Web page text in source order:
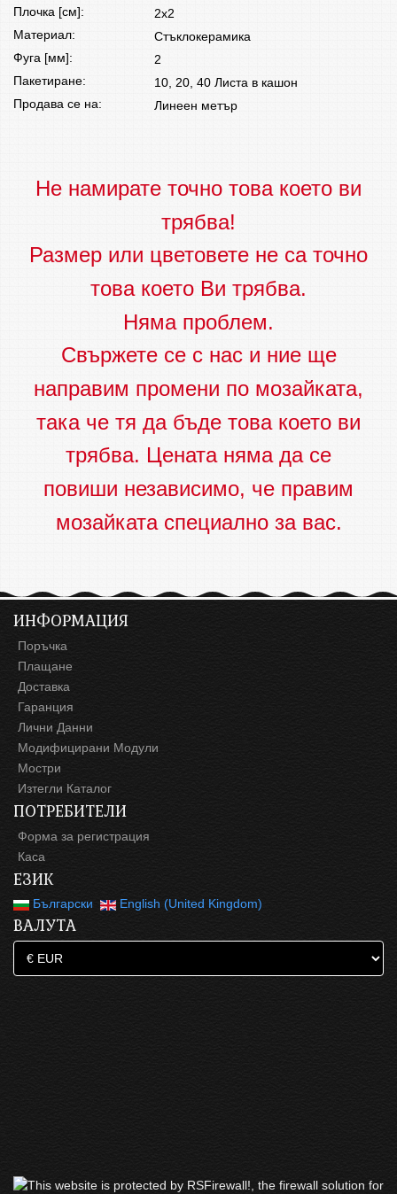
Плочка [см]:
2x2
Материал:
Стъклокерамика
Фуга [мм]:
2
Пакетиране:
10, 20, 40 Листа в кашон
Продава се на:
Линеен метър
Не намирате точно това което ви
трябва!
Размер или цветовете не са точно
това което Ви трябва.
Няма проблем.
Свържете се с нас и ние ще
направим промени по мозайката,
така че тя да бъде това което ви
трябва. Цената няма да се
повиши независимо, че правим
мозайката специално за вас.
ИНФОРМАЦИЯ
Поръчка
Плащане
Доставка
Гаранция
Лични Данни
Модифицирани Модули
Мостри
Изтегли Каталог
ПОТРЕБИТЕЛИ
Форма за регистрация
Каса
ЕЗИК
Български English (United Kingdom)
ВАЛУТА